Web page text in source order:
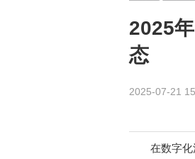
2025
态
2025-07-21
在数字化浪